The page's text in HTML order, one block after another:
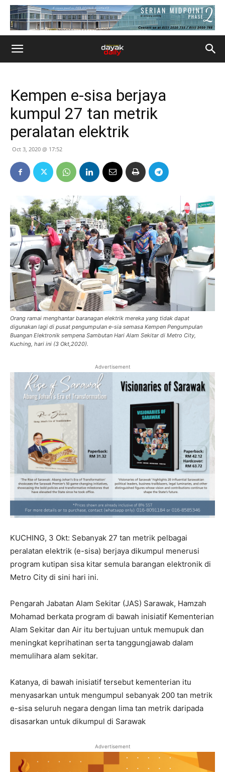
Kempen e-sisa berjaya
kumpul 27 tan metrik
peralatan elektrik
Oct 3, 2020 @ 17:52
Orang ramai menghantar baranagan elektrik mereka yang tidak dapat
digunakan lagi di pusat pengumpulan e-sia semasa Kempen Pengumpulan
Buangan Elektronik sempena Sambutan Hari Alam Sekitar di Metro City,
Kuching, hari ini (3 Okt,2020).
Advertisement
KUCHING, 3 Okt: Sebanyak 27 tan metrik pelbagai
peralatan elektrik (e-sisa) berjaya dikumpul menerusi
program kutipan sisa kitar semula barangan elektronik di
Metro City di sini hari ini.
Pengarah Jabatan Alam Sekitar (JAS) Sarawak, Hamzah
Mohamad berkata program di bawah inisiatif Kementerian
Alam Sekitar dan Air itu bertujuan untuk memupuk dan
meningkat keprihatinan serta tanggungjawab dalam
memulihara alam sekitar.
Katanya, di bawah inisiatif tersebut kementerian itu
menyasarkan untuk mengumpul sebanyak 200 tan metrik
e-sisa seluruh negara dengan lima tan metrik daripada
disasarkan untuk dikumpul di Sarawak
Advertisement